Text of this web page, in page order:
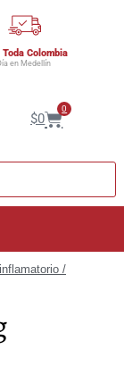
Colombia
en Medellín
$0
0
/